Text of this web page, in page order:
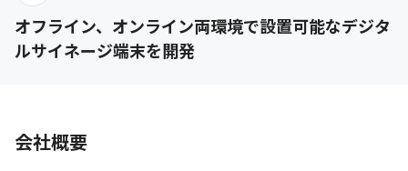
オフライン、オンライン両環境で設置可能なデジタ
ルサイネージ端末を開発
会社概要